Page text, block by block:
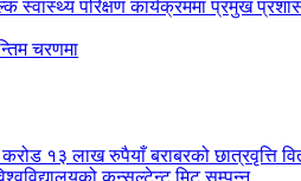
स्वास्थ्य परिक्षण कार्यक्रममा प्रमुख
चरणमा
१३ लाख रुपैयाँ बराबरको छात्रवृत्ति
कन्सल्टेन्ट मिट सम्पन्न